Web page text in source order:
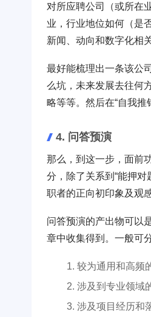
对所应聘公司（或所在
业，行业地位如何（是
新闻、动向和数字化相
最好能梳理出一条该公
么坑，未来发展去往何
略等等。然后在“自我推
4. 问答预演
那么，到这一步，面前
分，除了关系到“能押
职者的正向初印象及观
问答预演的产出物可以
章中收集得到。一般可
较为通用和高频
涉及到专业领域
涉及项目经历和